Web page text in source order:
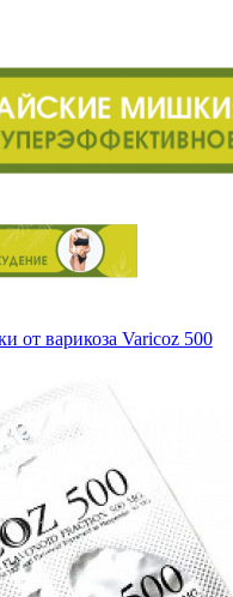
от варикоза Varicoz 500